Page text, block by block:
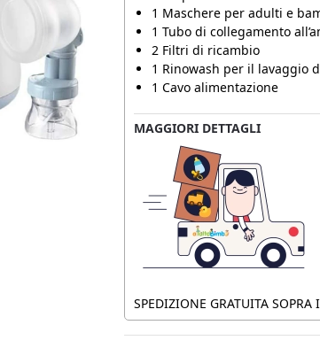
1 Maschere per adulti e
1 Tubo di collegamento
2 Filtri di ricambio
1 Rinowash per il lavaggio
1 Cavo alimentazione
MAGGIORI DETTAGLI
SPEDIZIONE GRATUITA SOPRA